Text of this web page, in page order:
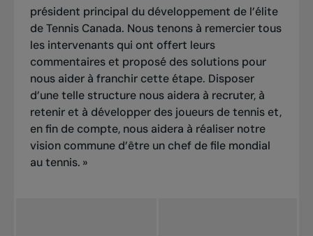
président principal du développement de l’élite
de Tennis Canada. Nous tenons à remercier tous
les intervenants qui ont offert leurs
commentaires et proposé des solutions pour
nous aider à franchir cette étape. Disposer
d’une telle structure nous aidera à recruter, à
retenir et à développer des joueurs de tennis et,
en fin de compte, nous aidera à réaliser notre
vision commune d’être un chef de file mondial
au tennis. »